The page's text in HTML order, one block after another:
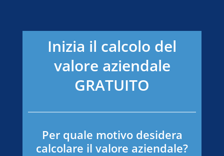
Inizia il calcolo del
valore aziendale
GRATUITO
Per quale motivo desidera
calcolare il valore aziendale?